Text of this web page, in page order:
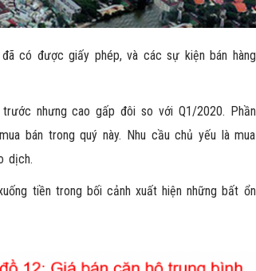
có được giấy phép, và các sự kiện bán hàng
nhưng cao gấp đôi so với Q1/2020. Phần
bán trong quý này. Nhu cầu chủ yếu là mua
dịch.
tiền trong bối cảnh xuất hiện những bất ổn